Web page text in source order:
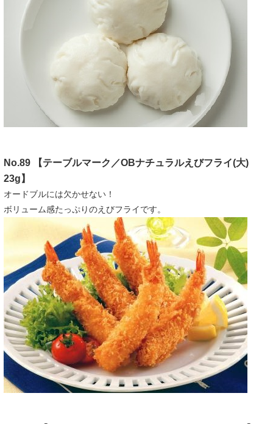
No.89 【テーブルマーク／OBナチュラルえびフライ(大)
23g】
オードブルには欠かせない！
ボリューム感たっぷりのえびフライです。